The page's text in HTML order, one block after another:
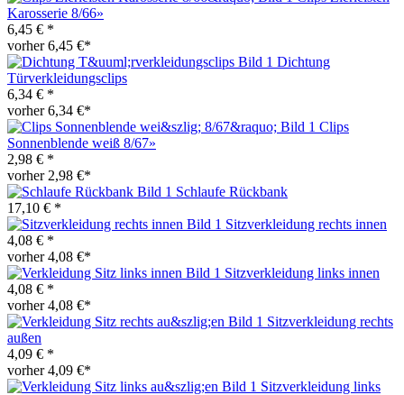
Karosserie 8/66»
6,45 € *
vorher 6,45 €*
Dichtung
Türverkleidungsclips
6,34 € *
vorher 6,34 €*
Clips
Sonnenblende weiß 8/67»
2,98 € *
vorher 2,98 €*
Schlaufe Rückbank
17,10 € *
Sitzverkleidung rechts innen
4,08 € *
vorher 4,08 €*
Sitzverkleidung links innen
4,08 € *
vorher 4,08 €*
Sitzverkleidung rechts
außen
4,09 € *
vorher 4,09 €*
Sitzverkleidung links